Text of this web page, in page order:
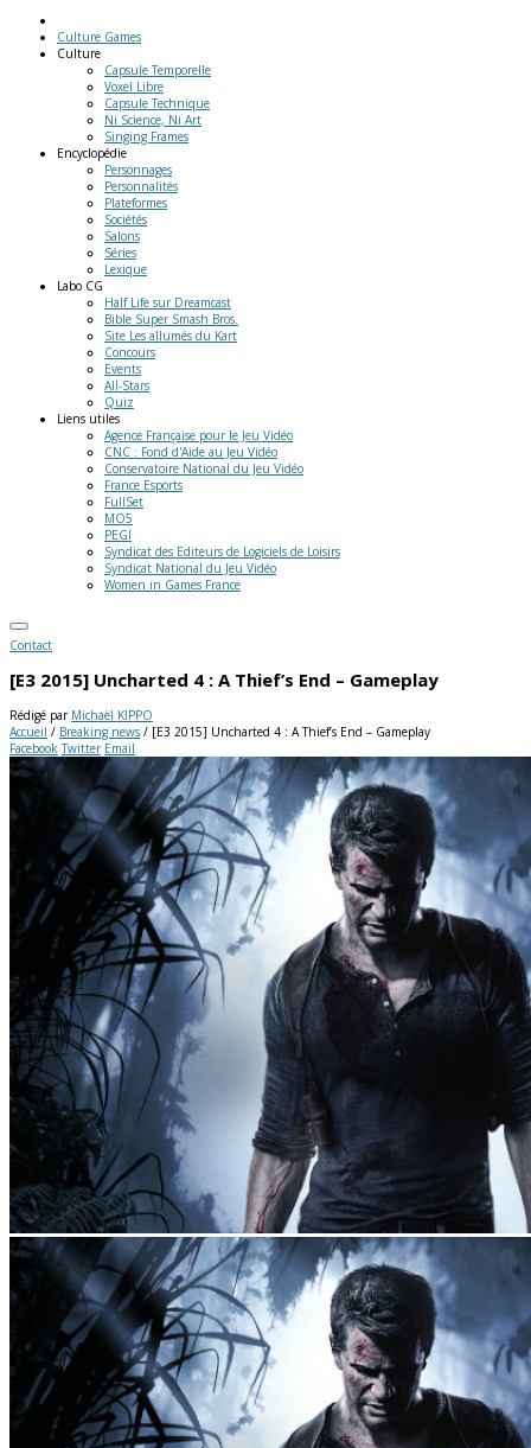
Culture Games
Culture
Capsule Temporelle
Voxel Libre
Capsule Technique
Ni Science, Ni Art
Singing Frames
Encyclopédie
Personnages
Personnalités
Plateformes
Sociétés
Salons
Séries
Lexique
Labo CG
Half Life sur Dreamcast
Bible Super Smash Bros.
Site Les allumés du Kart
Concours
Events
All-Stars
Quiz
Liens utiles
Agence Française pour le Jeu Vidéo
CNC : Fond d'Aide au Jeu Vidéo
Conservatoire National du Jeu Vidéo
France Esports
FullSet
MO5
PEGI
Syndicat des Editeurs de Logiciels de Loisirs
Syndicat National du Jeu Vidéo
Women in Games France
Contact
[E3 2015] Uncharted 4 : A Thief’s End – Gameplay
Rédigé par Michaël KIPPO
Accueil / Breaking news / [E3 2015] Uncharted 4 : A Thief’s End – Gameplay
Facebook Twitter Email